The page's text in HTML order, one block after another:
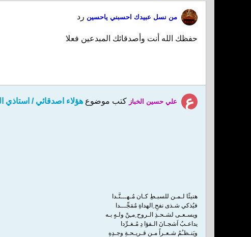
من نسل عبيدك احسبني ياحسين رد
حفظك الله أنت وأصدقائك المبدعين فعلا
علي حسين الخباز كتب موضوع هؤلاء اصدقائي / استاذي
هنيئًا لـمـن للسبـطِ كـان مُـهـــنَّـدا
فيُذكي شـذى نفحِ ِالهداةِ مُمَجِّـــدا
ويسـعـى لشـحـذِ الـروح ِمـِنْ ولـهٍ بـه
يداعـبُ اَشجـانَ الـفؤا دِ مُـغـرِّدا
ويَنـظـُمُ شـعـراً مـن قـريـحـةِ وجـدِهِ